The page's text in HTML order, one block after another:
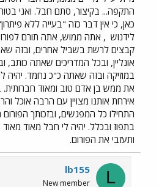
התקפה... בקיצור, סתם חבל. ואני
כאן, כי אין דבר כזה "בעייה ללא
לידנוש , אתה ממוש, אתה תורם
קבצים לרשת בשביל אחרים, ובזה
אונליין, ובכל המדריכים שאתה
במוזיקה ובזה שאתה כ"כ נחמד.
את ממש בן אדם טוב ומאוד
אירחת אותנו מצויין עם הרבה אוכל
התחילו כל המפגשים, ובזכותך
בתפוז ובכלל. יהיה לי חבל מאוד
ותעזבי את הפורום.
L
lb155
New member